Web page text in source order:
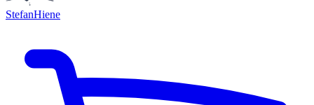
StefanHiene